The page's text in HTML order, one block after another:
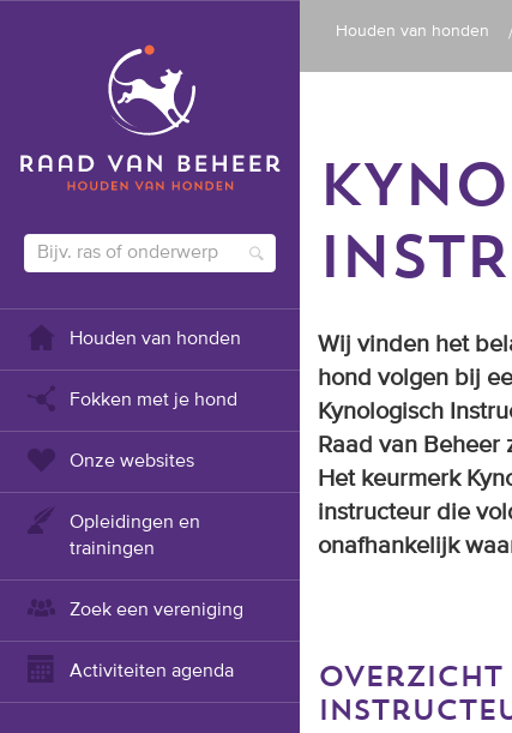
Houden van honden
Fokken met je hond
Onze websites
Opleidingen en
trainingen
Zoek een vereniging
Activiteiten agenda
Houden van honden
Wij vinden het
hond volgen bij
Kynologisch
Raad van
Het keurmerk
instructeur die
onafhankelijk
overzicht